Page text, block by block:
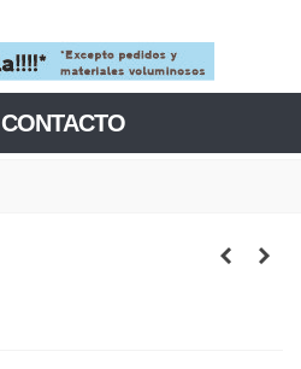
CONTACTO